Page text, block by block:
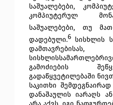
საშუალებები,
კომპიუტერულ
საშუალებები, თუ
დადებული.6 სისხლის
გამოძიების
გადაწყვეტილებაში
საკითხი
დანაშაულის იარაღს